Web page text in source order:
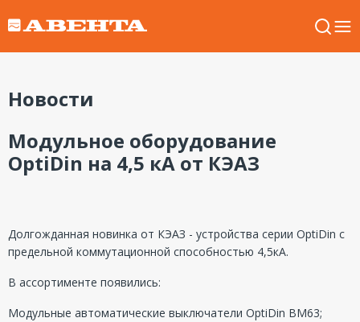
Новости
Модульное оборудование
OptiDin на 4,5 кА от КЭАЗ
Долгожданная новинка от КЭАЗ - устройства серии OptiDin с
предельной коммутационной способностью 4,5кА.
В ассортименте появились:
Модульные автоматические выключатели OptiDin BM63;